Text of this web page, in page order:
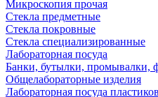
Микроскопия прочая
Стекла предметные
Стекла покровные
Стекла специализированные
Лабораторная посуда
Банки, бутылки, промывалки,
Общелабораторные изделия
Лабораторная посуда